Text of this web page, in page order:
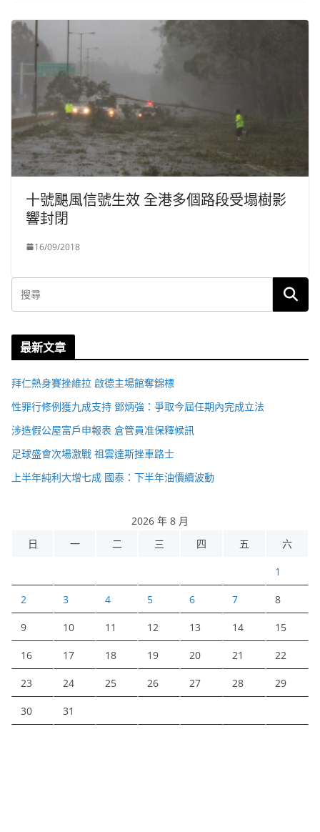
十號颶風信號生效 全港多個路段受塌樹影
響封閉
16/09/2018
最新文章
拜仁熱身賽挫維拉 啟德主場館奪錦標
性罪行修例獲九成支持 鄧炳強：爭取今屆任期內完成立法
涉造假公屋富戶申報表 倉管員准保釋候訊
足球盛會次場激戰 祖雲達斯挫車路士
上半年純利大增七成 國泰：下半年油價續波動
2026 年 8 月
日
一 二 三 四 五 六
1
2 3 4 5 6 7 8
9 10 11 12 13 14 15
16 17 18 19 20 21 22
23 24 25 26 27 28 29
30 31